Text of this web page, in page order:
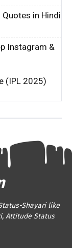
Quotes in Hindi
Instagram &
(IPL 2025)
Shayari like
Attitude Status